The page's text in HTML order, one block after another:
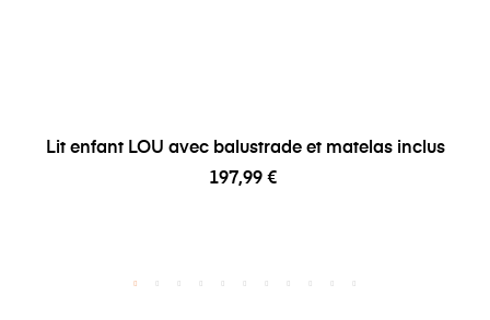
Lit enfant LOU avec balustrade et matelas inclus
197,99 €